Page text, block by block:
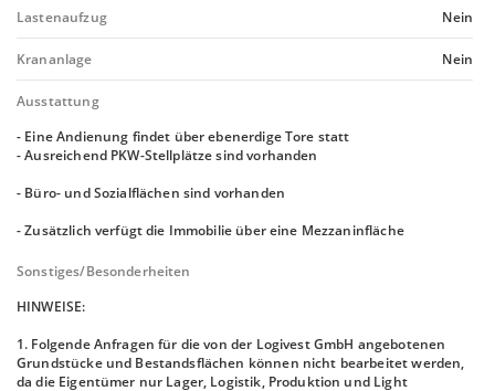
Lastenaufzug Nein
Krananlage Nein
Ausstattung
- Eine Andienung findet über ebenerdige Tore statt
- Ausreichend PKW-Stellplätze sind vorhanden
- Büro- und Sozialflächen sind vorhanden
- Zusätzlich verfügt die Immobilie über eine Mezzaninfläche
Sonstiges/Besonderheiten
HINWEISE:
1. Folgende Anfragen für die von der Logivest GmbH angebotenen
Grundstücke und Bestandsflächen können nicht bearbeitet werden,
da die Eigentümer nur Lager, Logistik, Produktion und Light